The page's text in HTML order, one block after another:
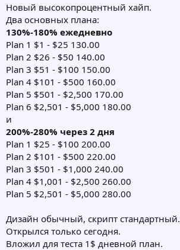
Новый высокопроцентный хайп.
Два основных плана:
130%-180% ежедневно
Plan 1 $1 - $25 130.00
Plan 2 $26 - $50 140.00
Plan 3 $51 - $100 150.00
Plan 4 $101 - $500 160.00
Plan 5 $501 - $2,500 170.00
Plan 6 $2,501 - $5,000 180.00
и
200%-280% через 2 дня
Plan 1 $25 - $100 200.00
Plan 2 $101 - $500 220.00
Plan 3 $501 - $1,000 240.00
Plan 4 $1,001 - $2,500 260.00
Plan 5 $2,501 - $5,000 280.00
Дизайн обычный, скрипт стандартный.
Открылся только сегодня.
Вложил для теста 1$ дневной план.